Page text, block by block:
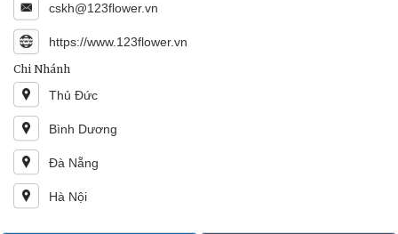
cskh@123flower.vn
https://www.123flower.vn
Chi Nhánh
Thủ Đức
Bình Dương
Đà Nẵng
Hà Nội